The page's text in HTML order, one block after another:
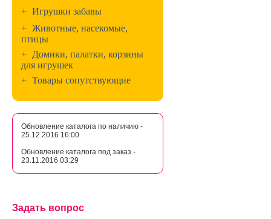
+ Игрушки забавы
+ Животные, насекомые,
птицы
+ Домики, палатки, корзины
для игрушек
+ Товары сопутствующие
Обновление каталога по наличию -
25.12.2016 16:00
Обновление каталога под заказ -
23.11.2016 03:29
Задать вопрос